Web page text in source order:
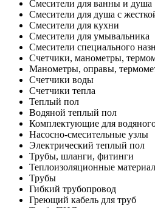
Смесители для ванны и душа
Смесители для душа с
Смесители для кухни
Смесители для умывальника
Смесители специального
Счетчики, манометры,
Манометры, оправы,
Счетчики воды
Счетчики тепла
Теплый пол
Водяной теплый пол
Комплектующие для
Насосно-смесительные узлы
Электрический теплый пол
Трубы, шланги, фитинги
Теплоизоляционные
Трубы
Гибкий трубопровод
Греющий кабель для труб